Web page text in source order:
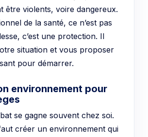
être violents, voire dangereux.
de la santé, ce n’est pas
c’est une protection. Il
situation et vous proposer
pour démarrer.
environnement pour
se gagne souvent chez soi.
créer un environnement qui